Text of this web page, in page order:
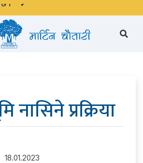
दोस्रो र चौथो शुक्रबार मार्टिन चौतारी र यसको
छ ।
प्रक्रिया
18.01.2023